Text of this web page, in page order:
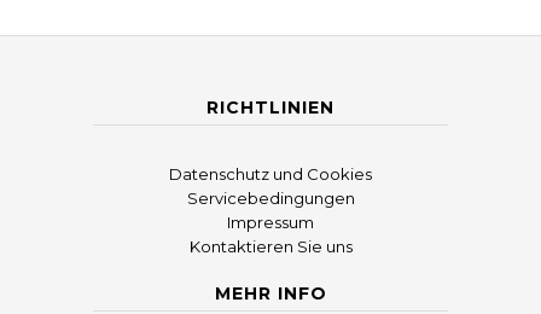
RICHTLINIEN
Datenschutz und Cookies
Servicebedingungen
Impressum
Kontaktieren Sie uns
MEHR INFO